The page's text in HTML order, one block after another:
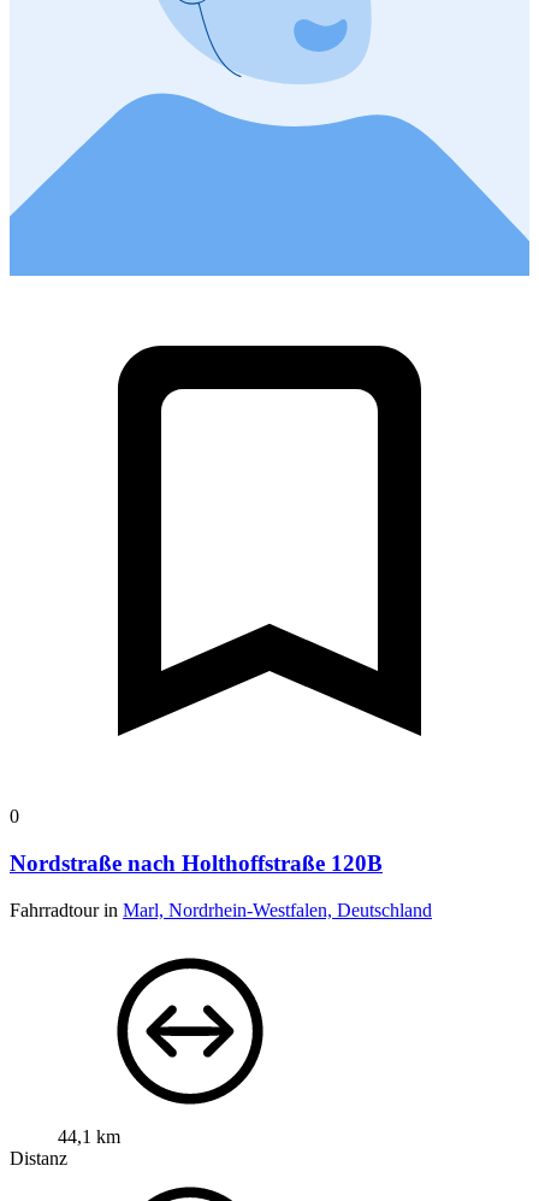
0
Nordstraße nach Holthoffstraße 120B
Fahrradtour in Marl, Nordrhein-Westfalen, Deutschland
44,1 km
Distanz